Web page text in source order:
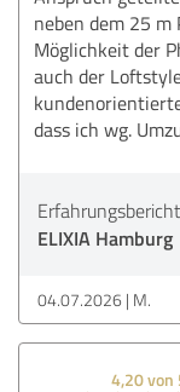
neben dem 25 m
Möglichkeit der
auch der
dass ich wg.
ELIXIA Hamburg
04.07.2026 M.
4,20 von